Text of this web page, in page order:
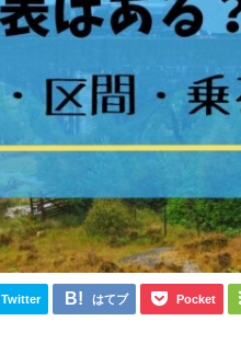
Twitter はてブ Pocket